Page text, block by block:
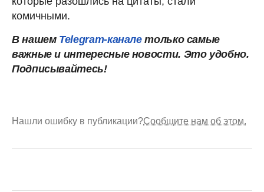
комичными.
В нашем Telegram-каналетолько самые
важные и интересные новости. Это удобно.
Подписывайтесь!
Нашли ошибку в публикации?Сообщите нам об этом.